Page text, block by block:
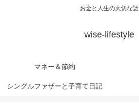
お金と人生の大切な話
wise-lifestyle
マネー＆節約
シングルファザーと子育て日記